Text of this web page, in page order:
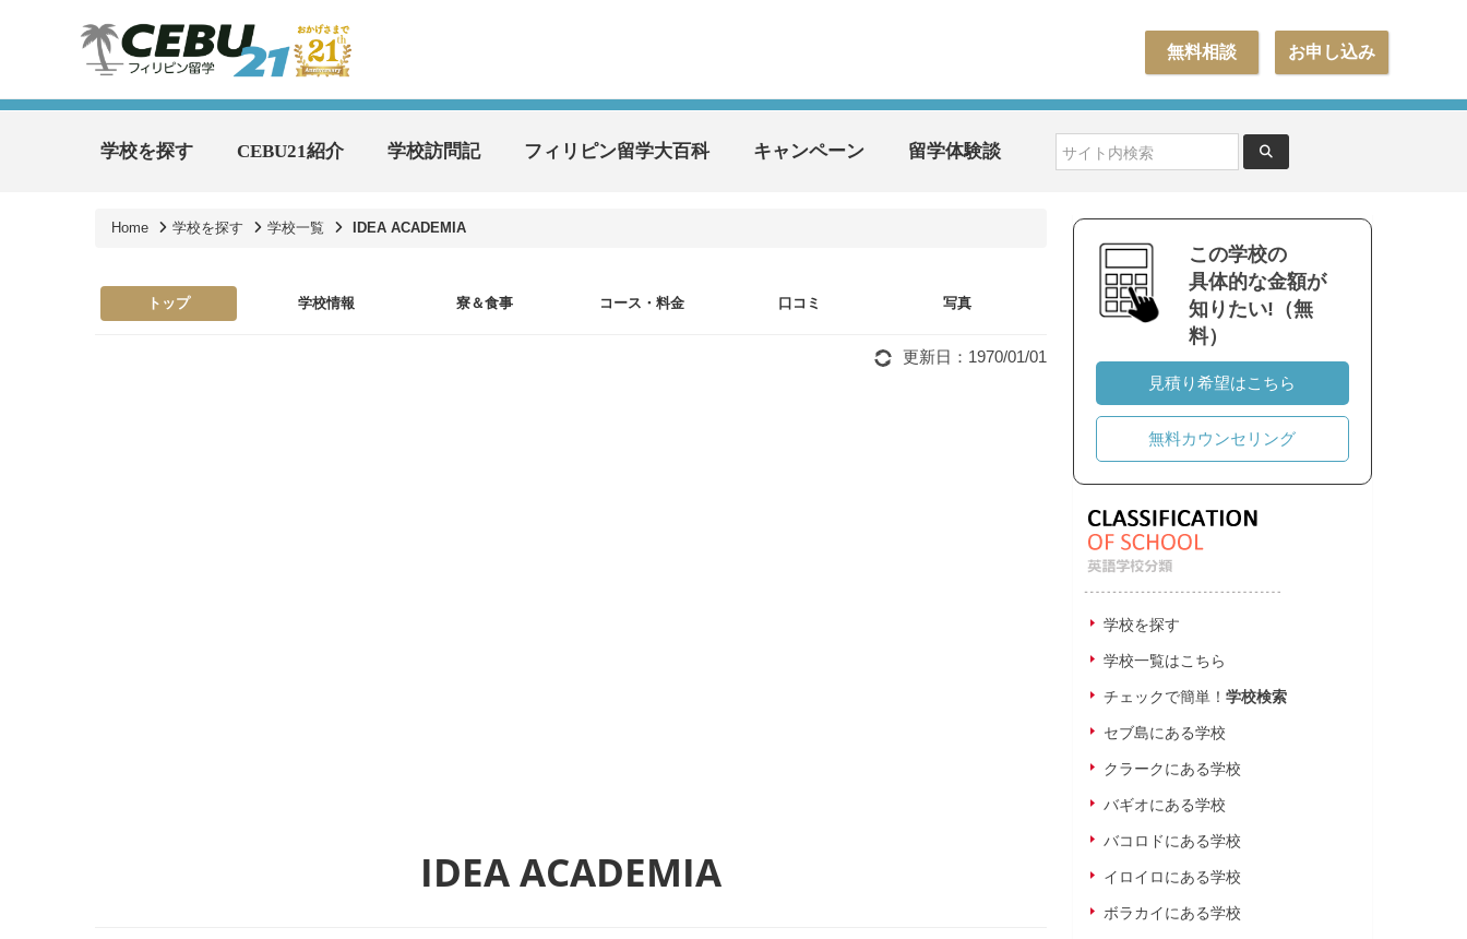
お申し込み
無料相談
学校を探す CEBU21紹介 学校訪問記 フィリピン留学大百科 キャンペーン 留学体験談
Home 学校を探す 学校一覧 IDEA ACADEMIA
トップ 学校情報 寮＆食事 コース・料金 口コミ 写真
更新日：1970/01/01
IDEA ACADEMIA
この学校の
具体的な金額が
知りたい!（無
料）
見積り希望はこちら
無料カウンセリング
学校を探す
学校一覧はこちら
チェックで簡単！ 学校検索
セブ島にある学校
クラークにある学校
バギオにある学校
バコロドにある学校
イロイロにある学校
ボラカイにある学校